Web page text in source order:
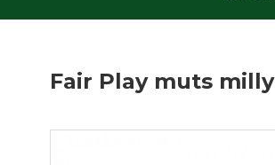
Fair Play muts milly